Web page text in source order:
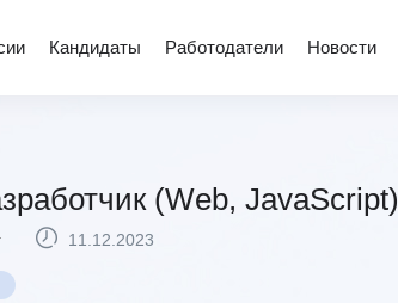
Кандидаты Работодатели Новости
(Web, JavaScript)
11.12.2023